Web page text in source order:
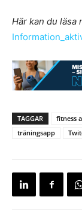
Här kan du läsa
TAGGAR fitness
träningsapp